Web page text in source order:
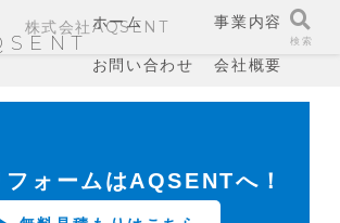
ホーム 事業内容
お問い合わせ 会社概要
ォームはAQSENTへ！
株式会社AQSENT
検索